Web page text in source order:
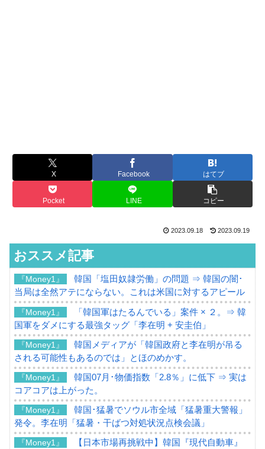
X Facebook はてブ
Pocket LINE コピー
2023.09.18 2023.09.19
おススメ記事
『Money1』
韓国「塩田奴隷労働」の問題 ⇒ 韓国の闇･
当局は全然アテにならない。これは米国に対するアピール
『Money1』
「韓国軍はたるんでいる」案件 × ２。⇒ 韓
国軍をダメにする最強タッグ「李在明 + 安圭伯」
『Money1』
韓国メディアが「韓国政府と李在明が吊る
される可能性もあるのでは」とほのめかす。
『Money1』
韓国07月･物価指数「2.8％」に低下 ⇒ 実は
コアコアは上がった。
『Money1』
韓国･猛暑でソウル市全域「猛暑重大警報」
発令。李在明「猛暑・干ばつ対処状況点検会議」
『Money1』
【日本市場再挑戦中】韓国『現代自動車』